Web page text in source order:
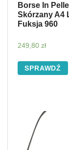
Borse In
Skórzany A4
Fuksja 960
249,80 zł
SPRAWDŹ